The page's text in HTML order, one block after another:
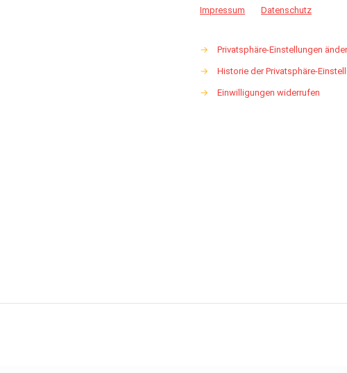
Impressum Datenschutz
→ Privatsphäre-Einstellungen
→ Historie der Privatsphäre-
→ Einwilligungen widerrufen